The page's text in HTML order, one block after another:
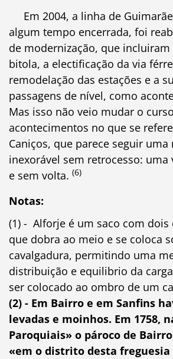
Em 2004, a linha de
algum tempo encerrada, foi
de modernização, que
bitola, a electificação da via
remodelação das estações e a
passagens de nível, como
Mas isso não veio mudar o
acontecimentos no que se
Caniços, que parece seguir uma
inexorável sem retrocesso: uma
e sem volta. (6)
Notas:
(1) - Alforje é um saco com
que dobra ao meio e se coloca
cavalgadura, permitindo uma
distribuição e equilibrio da
ser colocado ao ombro de um
(2) - Em Bairro e em Sanfins
levadas e moinhos. Em 1758,
Paroquiais» o pároco de
«em o distrito desta